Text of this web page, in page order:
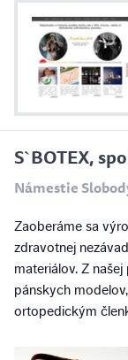
S`BOTEX,
Námestie
Zaoberáme sa
zdravotnej
materiálov. Z
pánskych
ortopedickým